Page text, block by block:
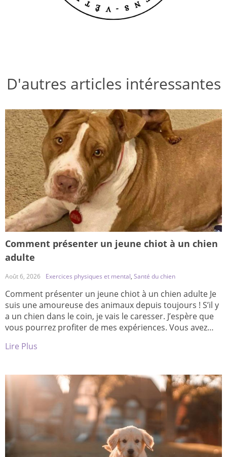
D'autres articles intéressantes
Comment présenter un jeune chiot à un chien
adulte
Août 6, 2026 Exercices physiques et mental, Santé du chien
Comment présenter un jeune chiot à un chien adulte Je
suis une amoureuse des animaux depuis toujours ! S’il y
a un chien dans le coin, je vais le caresser. J’espère que
vous pourrez profiter de mes expériences. Vous avez
chiot, soit pour lui offrir de la […]
Lire Plus